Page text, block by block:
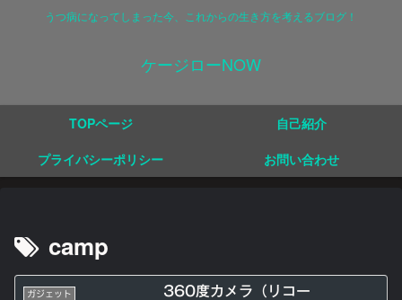
うつ病になってしまった今、これからの生き方を考えるブログ！
ケージローNOW
TOPページ
自己紹介
プライバシーポリシー
お問い合わせ
camp
ガジェット
360度カメラ（リコー